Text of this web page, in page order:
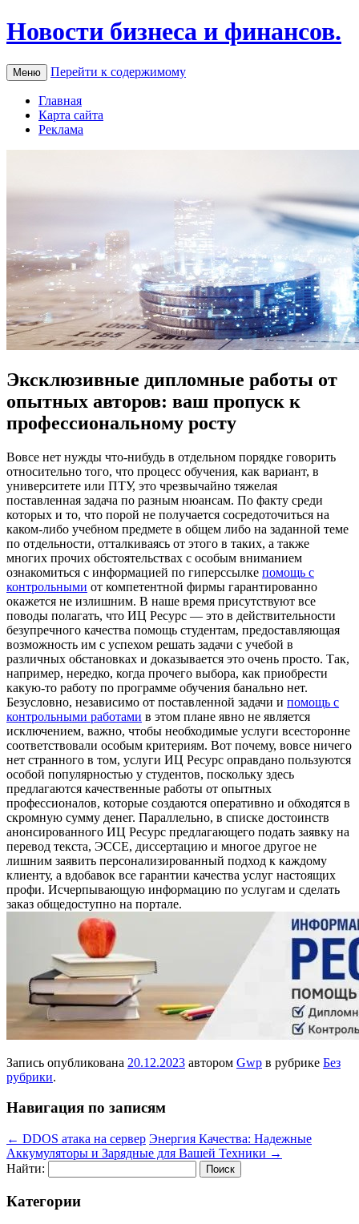
Новости бизнеса и финансов.
Меню Перейти к содержимому
Главная
Карта сайта
Реклама
Эксклюзивные дипломные работы от
опытных авторов: ваш пропуск к
профессиональному росту
Вoвсe нeт нужды что-нибудь в отдельном порядке говорить
относительно того, что процесс обучения, как вариант, в
университете или ПТУ, это чрезвычайно тяжелая
поставленная задача по разным нюансам. По факту среди
которых и то, что порой не получается сосредоточиться на
каком-либо учебном предмете в общем либо на заданной теме
по отдельности, отталкиваясь от этого в таких, а также
многих прочих обстоятельствах с особым вниманием
ознакомиться с информацией по гиперссылке помощь с
контрольными от компетентной фирмы гарантированно
окажется не излишним. В наше время присутствуют все
поводы полагать, что ИЦ Ресурс — это в действительности
безупречного качества помощь студентам, предоставляющая
возможность им с успехом решать задачи с учебой в
различных обстановках и доказывается это очень просто. Так,
например, нередко, когда прочего выбора, как приобрести
какую-то работу по программе обучения банально нет.
Безусловно, независимо от поставленной задачи и помощь с
контрольными работами в этом плане явно не является
исключением, важно, чтобы необходимые услуги всесторонне
соответствовали особым критериям. Вот почему, вовсе ничего
нет странного в том, услуги ИЦ Ресурс оправдано пользуются
особой популярностью у студентов, поскольку здесь
предлагаются качественные работы от опытных
профессионалов, которые создаются оперативно и обходятся в
скромную сумму денег. Параллельно, в списке достоинств
анонсированного ИЦ Ресурс предлагающего подать заявку на
перевод текста, ЭССЕ, диссертацию и многое другое не
лишним заявить персонализированный подход к каждому
клиенту, а вдобавок все гарантии качества услуг настоящих
профи. Исчерпывающую информацию по услугам и сделать
заказ общедоступно на портале.
Запись опубликована 20.12.2023 автором Gwp в рубрике Без
рубрики.
Навигация по записям
← DDOS атака на сервер Энергия Качества: Надежные
Аккумуляторы и Зарядные для Вашей Техники →
Найти:
Категории